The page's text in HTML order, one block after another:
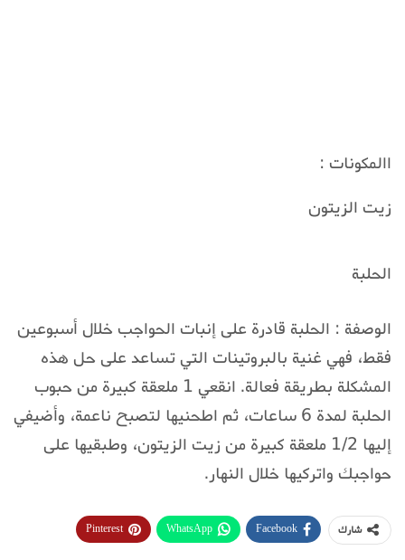
االمكونات :
زيت الزيتون
الحلبة
الوصفة : الحلبة قادرة على إنبات الحواجب خلال أسبوعين
فقط، فهي غنية بالبروتينات التي تساعد على حل هذه
المشكلة بطريقة فعالة. انقعي 1 ملعقة كبيرة من حبوب
الحلبة لمدة 6 ساعات، ثم اطحنيها لتصبح ناعمة، وأضيفي
إليها 1/2 ملعقة كبيرة من زيت الزيتون، وطبقيها على
حواجبك واتركيها خلال النهار.
شارك Facebook
WhatsApp
Pinterest